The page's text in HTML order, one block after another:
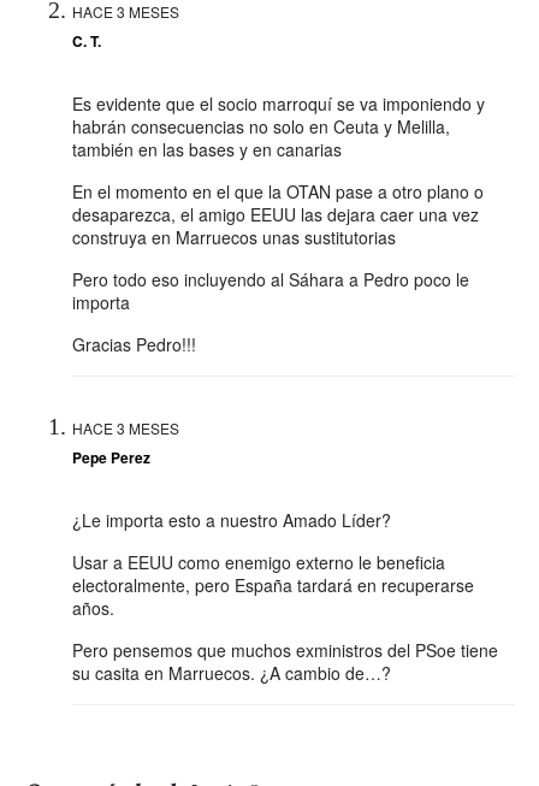
HACE 3 MESES
C. T.
Es evidente que el socio marroquí se va imponiendo y
habrán consecuencias no solo en Ceuta y Melilla,
también en las bases y en canarias
En el momento en el que la OTAN pase a otro plano o
desaparezca, el amigo EEUU las dejara caer una vez
construya en Marruecos unas sustitutorias
Pero todo eso incluyendo al Sáhara a Pedro poco le
importa
Gracias Pedro!!!
HACE 3 MESES
Pepe Perez
¿Le importa esto a nuestro Amado Líder?
Usar a EEUU como enemigo externo le beneficia
electoralmente, pero España tardará en recuperarse
años.
Pero pensemos que muchos exministros del PSoe tiene
su casita en Marruecos. ¿A cambio de…?